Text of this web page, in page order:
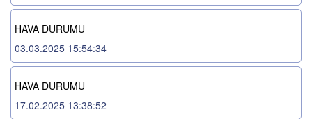
HAVA DURUMU
03.03.2025 15:54:34
HAVA DURUMU
17.02.2025 13:38:52